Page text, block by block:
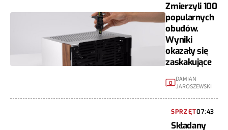
Zmierzyli 100
popularnych
obudów.
Wyniki
okazały się
zaskakujące
0
DAMIAN
JAROSZEWSKI
SPRZĘT07:43
Składany